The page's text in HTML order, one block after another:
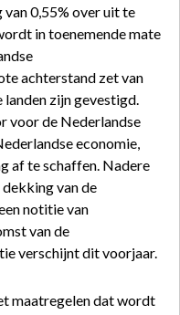
0,55% over uit te
in toenemende mate
achterstand zet van
zijn gevestigd.
voor de Nederlandse
economie,
af te schaffen. Nadere
van de
notitie van
van de
verschijnt dit voorjaar.
maatregelen dat wordt